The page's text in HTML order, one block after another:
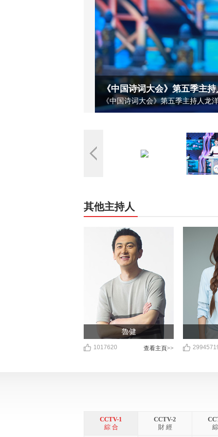
《中国诗词大会》第五季主
《中国诗词大会》第五季主持人龙
其他主持人
魯健
1017620 查看主頁>>
CCTV-1
綜 合
CCTV-2
財 經